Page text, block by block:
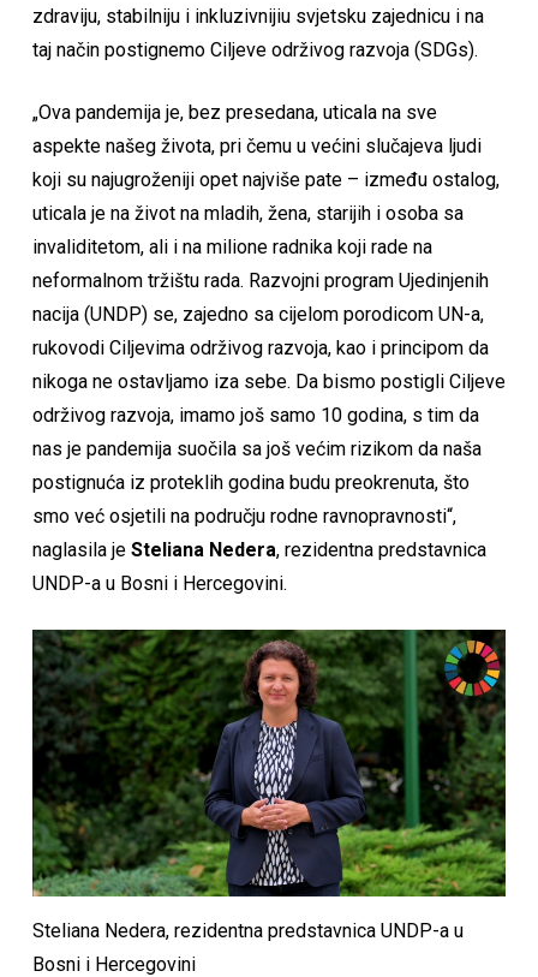
zdraviju, stabilniju i inkluzivnijiu svjetsku zajednicu i na
taj način postignemo Ciljeve održivog razvoja (SDGs).
„Ova pandemija je, bez presedana, uticala na sve
aspekte našeg života, pri čemu u većini slučajeva ljudi
koji su najugroženiji opet najviše pate – između ostalog,
uticala je na život na mladih, žena, starijih i osoba sa
invaliditetom, ali i na milione radnika koji rade na
neformalnom tržištu rada. Razvojni program Ujedinjenih
nacija (UNDP) se, zajedno sa cijelom porodicom UN-a,
rukovodi Ciljevima održivog razvoja, kao i principom da
nikoga ne ostavljamo iza sebe. Da bismo postigli Ciljeve
održivog razvoja, imamo još samo 10 godina, s tim da
nas je pandemija suočila sa još većim rizikom da naša
postignuća iz proteklih godina budu preokrenuta, što
smo već osjetili na području rodne ravnopravnosti“,
naglasila je Steliana Nedera, rezidentna predstavnica
UNDP-a u Bosni i Hercegovini.
Steliana Nedera, rezidentna predstavnica UNDP-a u
Bosni i Hercegovini